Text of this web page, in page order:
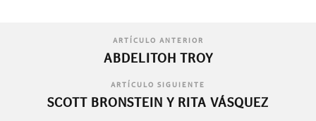
ARTÍCULO ANTERIOR
ABDELITOH TROY
ARTÍCULO SIGUIENTE
SCOTT BRONSTEIN Y RITA VÁSQUEZ